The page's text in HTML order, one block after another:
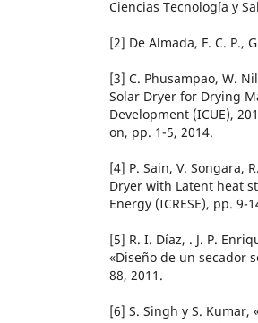
Ciencias Tecnología y
[2] De Almada, F. C. P.,
[3] C. Phusampao, W.
Solar Dryer for Drying
Development (ICUE),
on, pp. 1-5, 2014.
[4] P. Sain, V. Songara,
Dryer with Latent heat
Energy (ICRESE), pp. 9-
[5] R. I. Díaz, . J. P.
«Diseño de un secador
88, 2011.
[6] S. Singh y S.